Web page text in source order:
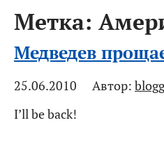
Метка:
Медведев
25.06.2010 Автор:
I’ll be back!